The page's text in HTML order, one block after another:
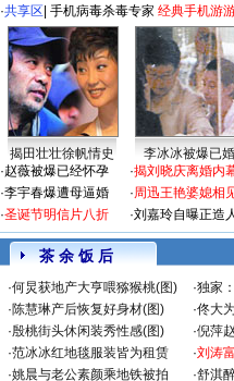
·共享区 手机病毒杀毒专家 经典手机游
揭田壮壮徐帆情史 李冰冰被爆已婚
·赵薇被爆已经怀孕
·李宇春爆遭母逼婚
·圣诞节明信片八折
·揭刘晓庆离婚内
·周迅王艳婆媳相
·刘嘉玲自曝正造
茶 余 饭 后
·何炅获地产大亨喂猕猴桃(图) ·独家
·陈慧琳产后恢复好身材(图) ·佟大
·殷桃街头休闲装秀性感(图) ·倪萍
·范冰冰红地毯服装皆为租赁 ·刘涛
·姚晨与老公素颜乘地铁被拍 ·舒淇